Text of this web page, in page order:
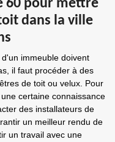
60 pour mettre
dans la ville
immeuble doivent
il faut procéder à des
de toit ou velux. Pour
certaine connaissance
des installateurs de
un meilleur rendu de
un travail avec une